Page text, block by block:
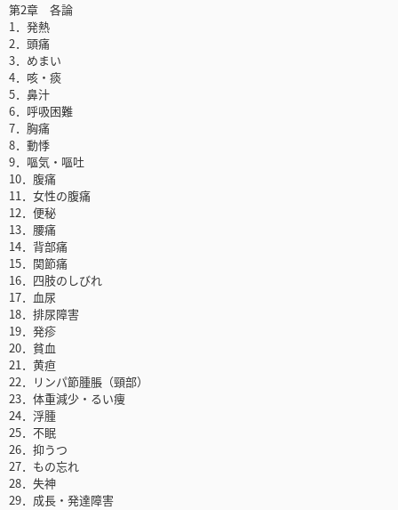
第2章 各論
1．発熱
2．頭痛
3．めまい
4．咳・痰
5．鼻汁
6．呼吸困難
7．胸痛
8．動悸
9．嘔気・嘔吐
10．腹痛
11．女性の腹痛
12．便秘
13．腰痛
14．背部痛
15．関節痛
16．四肢のしびれ
17．血尿
18．排尿障害
19．発疹
20．貧血
21．黄疸
22．リンパ節腫脹（頸部）
23．体重減少・るい痩
24．浮腫
25．不眠
26．抑うつ
27．もの忘れ
28．失神
29．成長・発達障害